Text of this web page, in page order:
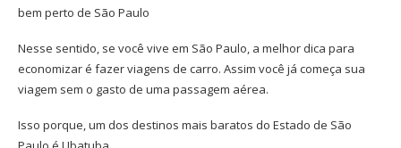
bem perto de São Paulo
Nesse sentido, se você vive em São Paulo, a melhor dica para
economizar é fazer viagens de carro. Assim você já começa sua
viagem sem o gasto de uma passagem aérea.
Isso porque, um dos destinos mais baratos do Estado de São